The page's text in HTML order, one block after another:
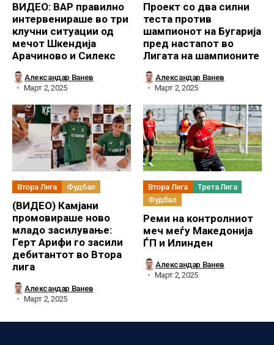
ВИДЕО: ВАР правилно
интервенираше во три
клучни ситуации од
мечот Шкендија
Арачиново и Силекс
Александар Ванев
Март 2, 2025
Проект со два силни
теста против
шампионот на Бугарија
пред настапот во
Лигата на шампионите
Александар Ванев
Март 2, 2025
Втора Лига Фудбал
(ВИДЕО) Камјани
промовираше ново
младо засилување:
Герт Арифи го засили
дебитантот во Втора
лига
Александар Ванев
Март 2, 2025
Втора Лига
Трета Лига
Фудбал
Реми на контролниот
меч меѓу Македонија
ЃП и Илинден
Александар Ванев
Март 2, 2025